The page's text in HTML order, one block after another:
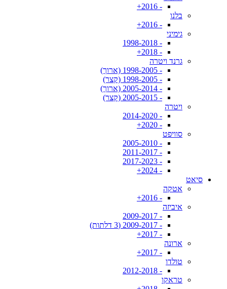
- 2016+
בלנו
- 2016+
גימיני
- 1998-2018
- 2018+
גרנד ויטרה
- 1998-2005 (ארוך)
- 1998-2005 (קצר)
- 2005-2014 (ארוך)
- 2005-2015 (קצר)
ויטרה
- 2014-2020
- 2020+
סוויפט
- 2005-2010
- 2011-2017
- 2017-2023
- 2024+
סיאט
אטקה
- 2016+
איביזה
- 2009-2017
- 2009-2017 (3 דלתות)
- 2017+
ארונה
- 2017+
טולדו
- 2012-2018
טראקו